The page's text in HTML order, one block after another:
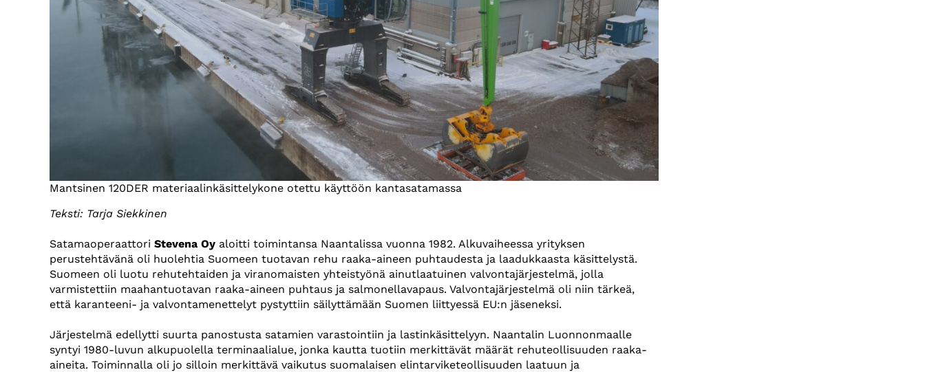
Mantsinen 120DER materiaalinkäsittelykone otettu käyttöön kantasatamassa
Teksti: Tarja Siekkinen
Satamaoperaattori Stevena Oy aloitti toimintansa Naantalissa vuonna 1982. Alkuvaiheessa yrityksen
perustehtävänä oli huolehtia Suomeen tuotavan rehu raaka-aineen puhtaudesta ja laadukkaasta käsittelystä.
Suomeen oli luotu rehutehtaiden ja viranomaisten yhteistyönä ainutlaatuinen valvontajärjestelmä, jolla
varmistettiin maahantuotavan raaka-aineen puhtaus ja salmonellavapaus. Valvontajärjestelmä oli niin tärkeä,
että karanteeni- ja valvontamenettelyt pystyttiin säilyttämään Suomen liittyessä EU:n jäseneksi.
Järjestelmä edellytti suurta panostusta satamien varastointiin ja lastinkäsittelyyn. Naantalin Luonnonmaalle
syntyi 1980-luvun alkupuolella terminaalialue, jonka kautta tuotiin merkittävät määrät rehuteollisuuden raaka-
aineita. Toiminnalla oli jo silloin merkittävä vaikutus suomalaisen elintarviketeollisuuden laatuun ja